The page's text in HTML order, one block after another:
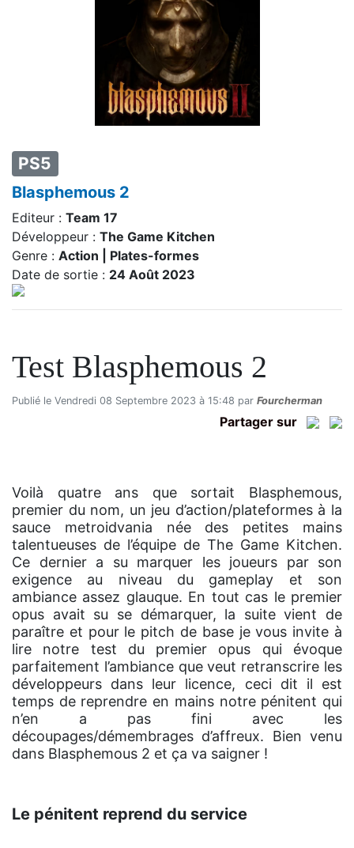
PS5
Blasphemous 2
Editeur : Team 17
Développeur : The Game Kitchen
Genre : Action | Plates-formes
Date de sortie : 24 Août 2023
Test Blasphemous 2
Publié le Vendredi 08 Septembre 2023 à 15:48 par Fourcherman
Partager sur
Voilà quatre ans que sortait Blasphemous,
premier du nom, un jeu d’action/plateformes à la
sauce metroidvania née des petites mains
talentueuses de l’équipe de The Game Kitchen.
Ce dernier a su marquer les joueurs par son
exigence au niveau du gameplay et son
ambiance assez glauque. En tout cas le premier
opus avait su se démarquer, la suite vient de
paraître et pour le pitch de base je vous invite à
lire notre test du premier opus qui évoque
parfaitement l’ambiance que veut retranscrire les
développeurs dans leur licence, ceci dit il est
temps de reprendre en mains notre pénitent qui
n’en a pas fini avec les
découpages/démembrages d’affreux. Bien venu
dans Blasphemous 2 et ça va saigner !
Le pénitent reprend du service